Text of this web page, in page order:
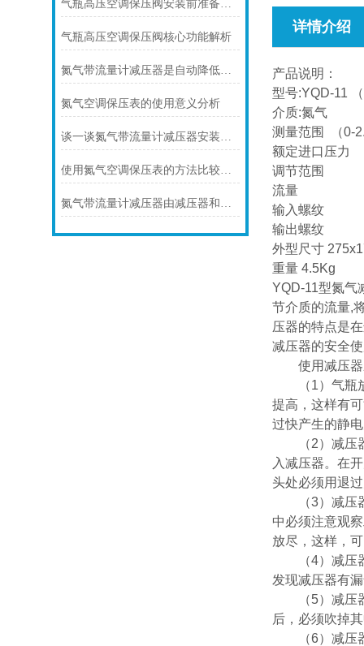
气瓶高压空调保压阀安装前准备：环境与设备双重核查
气瓶高压空调保压阀核心功能解析
氮气带流量计减压器是自动降低管路工作压力的装置
氮气空调保压表的使用意义分析
谈一谈氮气带流量计减压器安装技巧都有什么？
使用氮气空调保压表的方法比较简单
氮气带流量计减压器由减压器和流量计组成
详情介绍
产品说明：
型号:YQD-11
介质:氮气
测量范围 （0-
额定进口压
调节范围
流量
输入螺纹
输出螺纹
外型尺寸
重量 4.5Kg
YQD-11型氮气
节介质的流量,
压器的特点是
减压器的安全
使用减压器
（1）气瓶放
提高，这样有
过快产生的静
（2）减压器
入减压器。在
头处必须用退
（3）减压器
中必须注意观
放尽，这样，
（4）减压器
发现减压器有
（5）减压器
后，必须吹掉
（6）减压器